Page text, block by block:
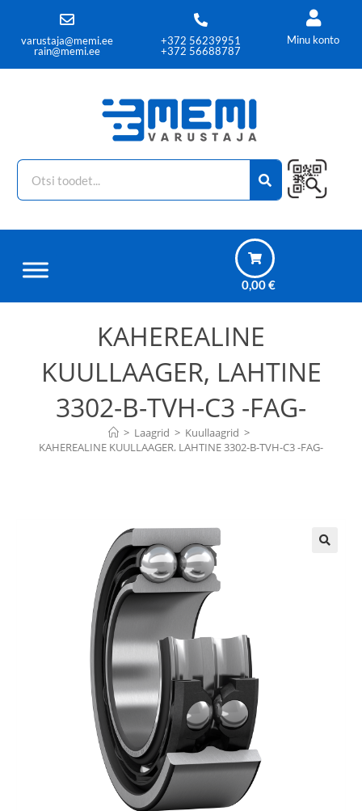
varustaja@memi.ee
rain@memi.ee
+372 56239951
+372 56688787
Minu konto
0,00€
KAHEREALINE
KUULLAAGER, LAHTINE
3302-B-TVH-C3 -FAG-
> Laagrid > Kuullaagrid >
KAHEREALINE KUULLAAGER, LAHTINE 3302-B-TVH-C3 -FAG-